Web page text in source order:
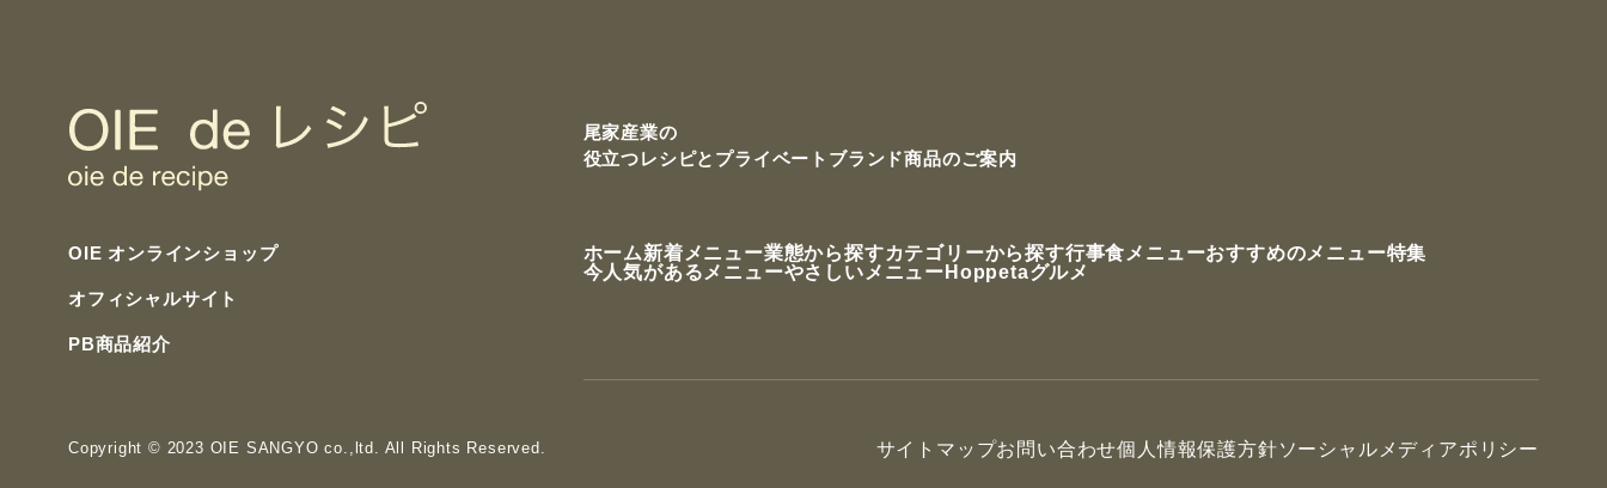
尾家産業の
役立つレシピと プライベートブランド商品のご案内
OIE オンラインショップ
オフィシャルサイト
PB商品紹介
ホーム新着メニュー業態から探すカテゴリーから探す行事食メニューおすすめのメニュー特集
今人気があるメニューやさしいメニュー Hoppetaグルメ
Copyright © 2023 OIE SANGYO co.,ltd. All Rights Reserved. サイトマップお問い合わせ個人情報保護方針ソーシャルメディアポリシー